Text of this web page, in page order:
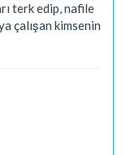
terk edip, nafile
çalışan kimsenin